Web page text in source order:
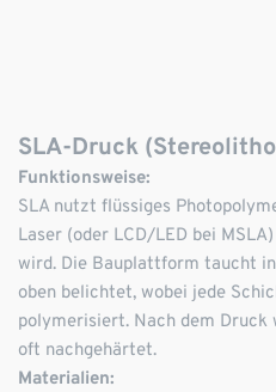
SLA-Druck
Funktionsweise:
SLA nutzt flüssiges
Laser (oder LCD/LED bei
wird. Die Bauplattform taucht
oben belichtet, wobei jede
polymerisiert. Nach dem
oft nachgehärtet.
Materialien: